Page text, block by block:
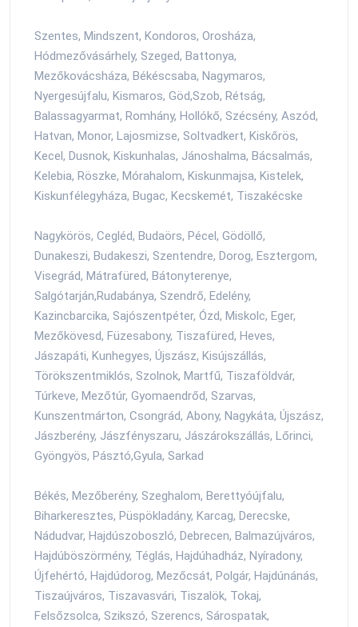
Szentes, Mindszent, Kondoros, Orosháza,
Hódmezővásárhely, Szeged, Battonya,
Mezőkovácsháza, Békéscsaba, Nagymaros,
Nyergesújfalu, Kismaros, Göd,Szob, Rétság,
Balassagyarmat, Romhány, Hollókő, Szécsény, Aszód,
Hatvan, Monor, Lajosmizse, Soltvadkert, Kiskőrös,
Kecel, Dusnok, Kiskunhalas, Jánoshalma, Bácsalmás,
Kelebia, Röszke, Mórahalom, Kiskunmajsa, Kistelek,
Kiskunfélegyháza, Bugac, Kecskemét, Tiszakécske
Nagykörös, Cegléd, Budaörs, Pécel, Gödöllő,
Dunakeszi, Budakeszi, Szentendre, Dorog, Esztergom,
Visegrád, Mátrafüred, Bátonyterenye,
Salgótarján,Rudabánya, Szendrő, Edelény,
Kazincbarcika, Sajószentpéter, Ózd, Miskolc, Eger,
Mezőkövesd, Füzesabony, Tiszafüred, Heves,
Jászapáti, Kunhegyes, Újszász, Kisújszállás,
Törökszentmiklós, Szolnok, Martfű, Tiszaföldvár,
Túrkeve, Mezőtúr, Gyomaendrőd, Szarvas,
Kunszentmárton, Csongrád, Abony, Nagykáta, Újszász,
Jászberény, Jászfényszaru, Jászárokszállás, Lőrinci,
Gyöngyös, Pásztó,Gyula, Sarkad
Békés, Mezőberény, Szeghalom, Berettyóújfalu,
Biharkeresztes, Püspökladány, Karcag, Derecske,
Nádudvar, Hajdúszoboszló, Debrecen, Balmazújváros,
Hajdúböszörmény, Téglás, Hajdúhadház, Nyíradony,
Újfehértó, Hajdúdorog, Mezőcsát, Polgár, Hajdúnánás,
Tiszaújváros, Tiszavasvári, Tiszalök, Tokaj,
Felsőzsolca, Szikszó, Szerencs, Sárospatak,